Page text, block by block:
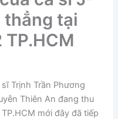
thẳng tại
TP.HCM
Trịnh Trần Phương
Thiên An đang thu
mới đây đã tiếp